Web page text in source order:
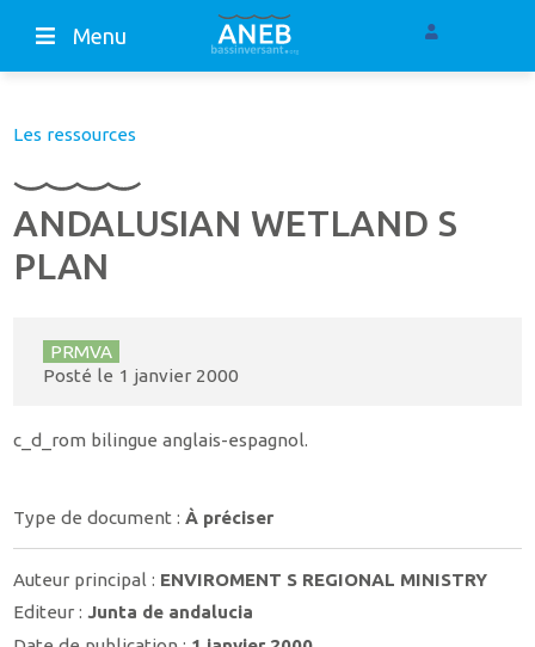
Menu
Les ressources
ANDALUSIAN WETLAND S
PLAN
PRMVA
Posté le 1 janvier 2000
c_d_rom bilingue anglais-espagnol.
Type de document :À préciser
Auteur principal : ENVIROMENT S REGIONAL MINISTRY
Editeur : Junta de andalucia